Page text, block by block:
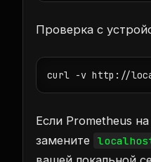
Проверка с
curl -v http://
Если Prometheus
замените